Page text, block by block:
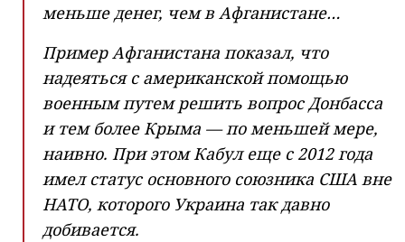
меньше денег, чем в Афганистане…
Пример Афганистана показал, что
надеяться с американской помощью
военным путем решить вопрос Донбасса
и тем более Крыма — по меньшей мере,
наивно. При этом Кабул еще с 2012 года
имел статус основного союзника США вне
НАТО, которого Украина так давно
добивается.